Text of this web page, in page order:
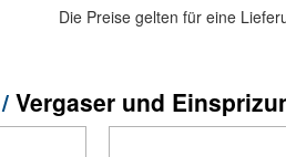
Die Preise gelten für eine
/Vergaser und